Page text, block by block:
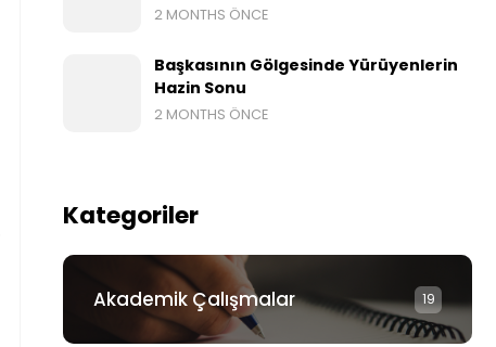
2 MONTHS ÖNCE
Başkasının Gölgesinde Yürüyenlerin
Hazin Sonu
2 MONTHS ÖNCE
Kategoriler
Akademik Çalışmalar 19